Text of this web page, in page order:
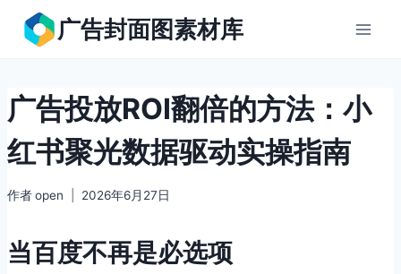
广告封面图素材库
广告投放ROI翻倍的方法：小
红书聚光数据驱动实操指南
作者open 2026年6月27日
当百度不再是必选项